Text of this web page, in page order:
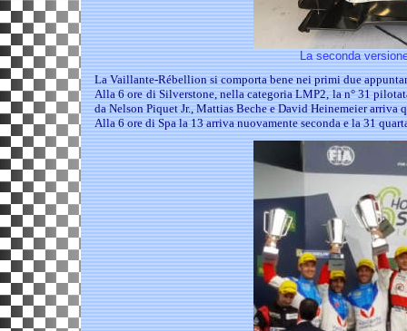
La seconda
La Vaillante-Rébellion si comporta bene nei primi due
Alla 6 ore di Silverstone, nella categoria LMP2, la n° 31
da Nelson Piquet Jr., Mattias Beche e David Heinemeier arriva
Alla 6 ore di Spa la 13 arriva nuovamente seconda e la 31